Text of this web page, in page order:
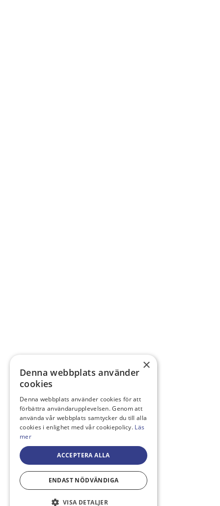
×
Denna webbplats använder
cookies
Denna webbplats använder cookies för att
förbättra användarupplevelsen. Genom att
använda vår webbplats samtycker du till alla
cookies i enlighet med vår cookiepolicy. Läs
mer
ACCEPTERA ALLA
ENDAST NÖDVÄNDIGA
VISA DETALJER